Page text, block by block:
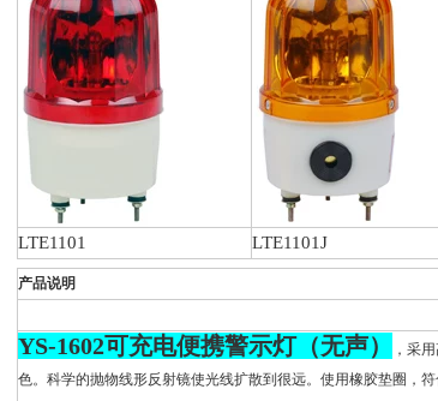
LTE1101 LTE1101J
产品说明
YS-1602可充电便携警示灯（无声）
，采
色。科学的抛物线形反射镜使光线扩散到很远。使用橡胶垫圈，